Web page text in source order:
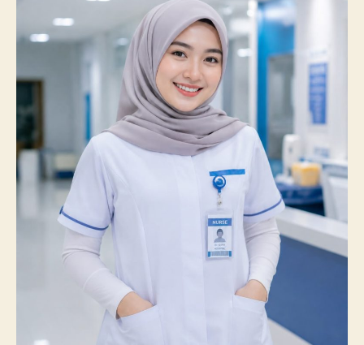
Membanggakan,
100%
Mahasiswanya
Kompetensi
Nasional